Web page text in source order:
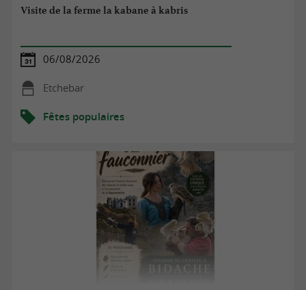
Visite de la ferme la kabane à kabris
06/08/2026
Etchebar
Fêtes populaires